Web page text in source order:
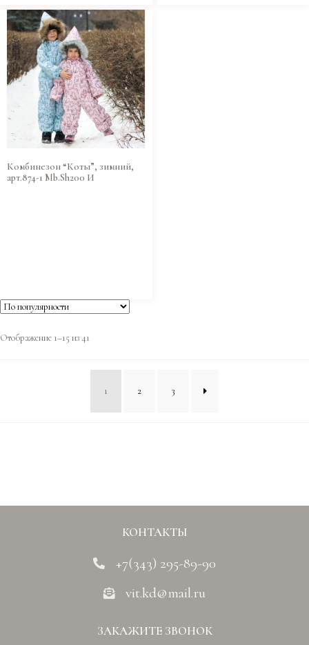
Комбинезон “Коты”, зимний,
арт.874-1 Mb.Sh200 И
Отображение 1–15 из 41
1 2 3
КОНТАКТЫ
+7(343) 295-89-90
vit.kd@mail.ru
ЗАКАЖИТЕ ЗВОНОК